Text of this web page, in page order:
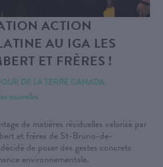
ACTION
AU IGA LES
ET FRÈRES !
DE LA TERRE CANADA
nouvelles
de matières résiduelles valorisé par
et frères de St-Bruno-de-
de poser des gestes concrets
environnementale.